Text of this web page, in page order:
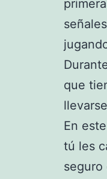
que
En
tú les
seguro